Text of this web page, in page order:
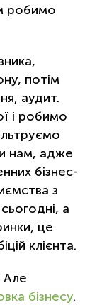
робимо
потім
аудит.
і робимо
нам, адже
бізнес-
з
а
це
клієнта.
Але
бізнесу.